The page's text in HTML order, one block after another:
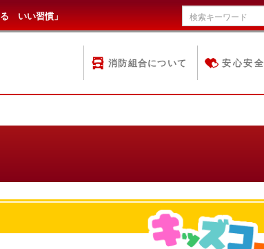
いい習慣」
消防組合について 安心安全